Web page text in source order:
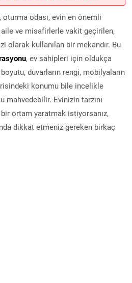
odası, evin en önemli
aile ve misafirlerle vakit geçirilen,
olarak kullanılan bir mekandır. Bu
, ev sahipleri için oldukça
duvarların rengi, mobilyaların
konumu bile incelikle
mahvedebilir. Evinizin tarzını
ortam yaratmak istiyorsanız,
dikkat etmeniz gereken birkaç